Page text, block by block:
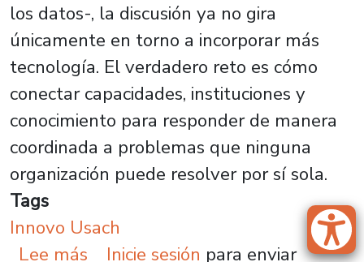
los datos-, la discusión ya no gira
únicamente en torno a incorporar más
tecnología. El verdadero reto es cómo
conectar capacidades, instituciones y
conocimiento para responder de manera
coordinada a problemas que ninguna
organización puede resolver por sí sola.
Tags
Innovo Usach
Lee más sobre Usach impulsa el diálogo
Inicie sesión para enviar